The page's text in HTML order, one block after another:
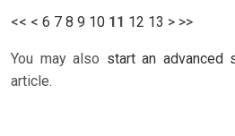
<< < 6 7 8 9 10 11 12 13 > >>
You may also start an advanced
article.